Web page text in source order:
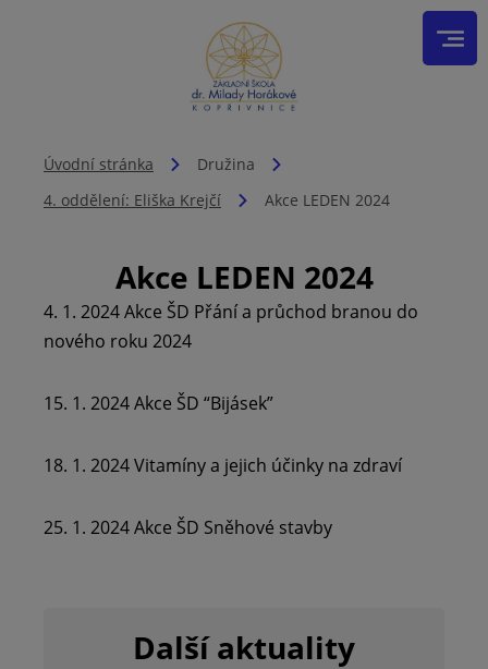
Úvodní stránka
Družina
4. oddělení: Eliška Krejčí
Akce LEDEN 2024
Akce LEDEN 2024
4. 1. 2024 Akce ŠD Přání a průchod branou do
nového roku 2024
15. 1. 2024 Akce ŠD “Bijásek”
18. 1. 2024 Vitamíny a jejich účinky na zdraví
25. 1. 2024 Akce ŠD Sněhové stavby
Další aktuality